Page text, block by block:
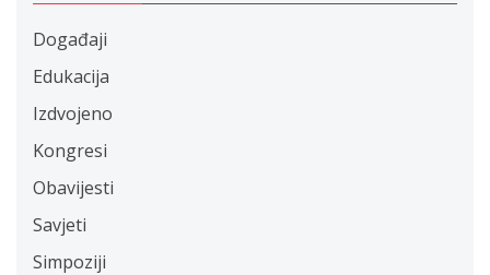
Događaji
Edukacija
Izdvojeno
Kongresi
Obavijesti
Savjeti
Simpoziji